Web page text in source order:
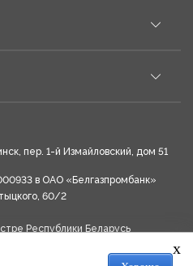
пер. 1-й Измайловский, дом 51
в OАО «Белгазпромбанк»
60/2
Республики Беларусь
18.08.2017
x